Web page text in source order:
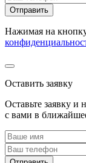
Нажимая на
Оставить заявку
Оставьте заявку и
с вами в